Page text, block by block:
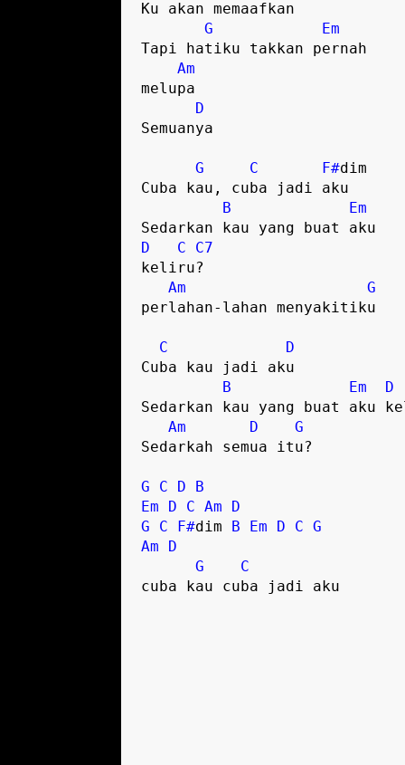
Ku akan memaafkan
G
Em
Tapi hatiku takkan pernah
Am
melupa
D
Semuanya
G C F#dim
Cuba kau, cuba jadi aku
B
Em
D
C
C7
keliru?
Am
G
perlahan-lahan menyakitiku
C
D
Cuba kau jadi aku
B
Em
D
Sedarkan kau yang buat aku
Am
D
G
Sedarkah semua itu?
G C D
B
Em
D C Am
D
G
C F#dim B Em D C G
Am
D
G
C